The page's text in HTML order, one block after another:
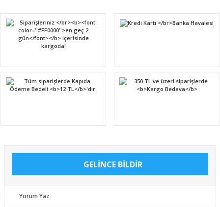
GELİNCE BİLDİR
Yorum Yaz